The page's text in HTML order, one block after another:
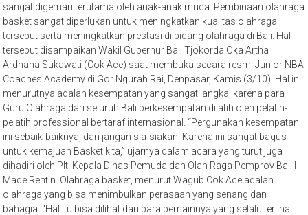
sangat digemari terutama oleh anak-anak muda. Pembinaan olahraga
basket sangat diperlukan untuk meningkatkan kualitas olahraga
tersebut serta meningkatkan prestasi di bidang olahraga di Bali. Hal
tersebut disampaikan Wakil Gubernur Bali Tjokorda Oka Artha
Ardhana Sukawati (Cok Ace) saat membuka secara resmi Junior NBA
Coaches Academy di Gor Ngurah Rai, Denpasar, Kamis (3/10). Hal ini
menurutnya adalah kesempatan yang sangat langka, karena para
Guru Olahraga dari seluruh Bali berkesempatan dilatih oleh pelatih-
pelatih professional bertaraf internasional. “Pergunakan kesempatan
ini sebaik-baiknya, dan jangan sia-siakan. Karena ini sangat bagus
untuk kemajuan Basket kita,” ujarnya dalam acara yang turut juga
dihadiri oleh Plt. Kepala Dinas Pemuda dan Olah Raga Pemprov Bali I
Made Rentin. Olahraga basket, menurut Wagub Cok Ace adalah
olahraga yang bisa menimbulkan perasaan yang senang dan
bahagia. “Hal itu bisa dilihat dari para pemainnya yang selalu terlihat